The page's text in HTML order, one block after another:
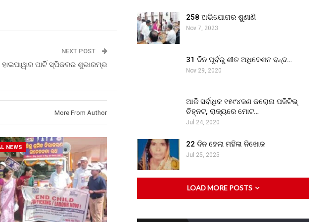
NEXT POST
ପାର୍ଟି ସ୍ପିକରର ଶୁଭାରମ୍ଭ
More From Author
NEWS
258 ଅଭିଯୋଗର ଶୁଣାଣି
Nov 7, 2023
31 ଦିନ ପୂର୍ବରୁ ଶୀତ ଅଧିବେଶନ ବନ୍ଦ…
Nov 29, 2020
ଆଜି ସର୍ବାଧିକ ୧୫୯୪ଜଣ କରୋନା ପଜିଟିଭ୍
ଚିହ୍ନଟ, ରାଜ୍ୟରେ ମୋଟ…
Jul 24, 2020
22 ଦିନ ହେଲା ମହିଳା ନିଖୋଜ
Jul 25, 2025
LOAD MORE POSTS